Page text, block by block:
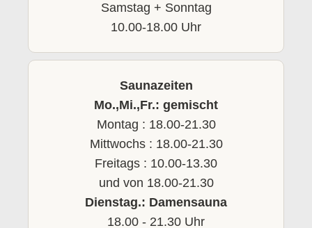
Samstag + Sonntag
10.00-18.00 Uhr
Saunazeiten
Mo.,Mi.,Fr.: gemischt
Montag : 18.00-21.30
Mittwochs : 18.00-21.30
Freitags : 10.00-13.30
und von 18.00-21.30
Dienstag.: Damensauna
18.00 - 21.30 Uhr